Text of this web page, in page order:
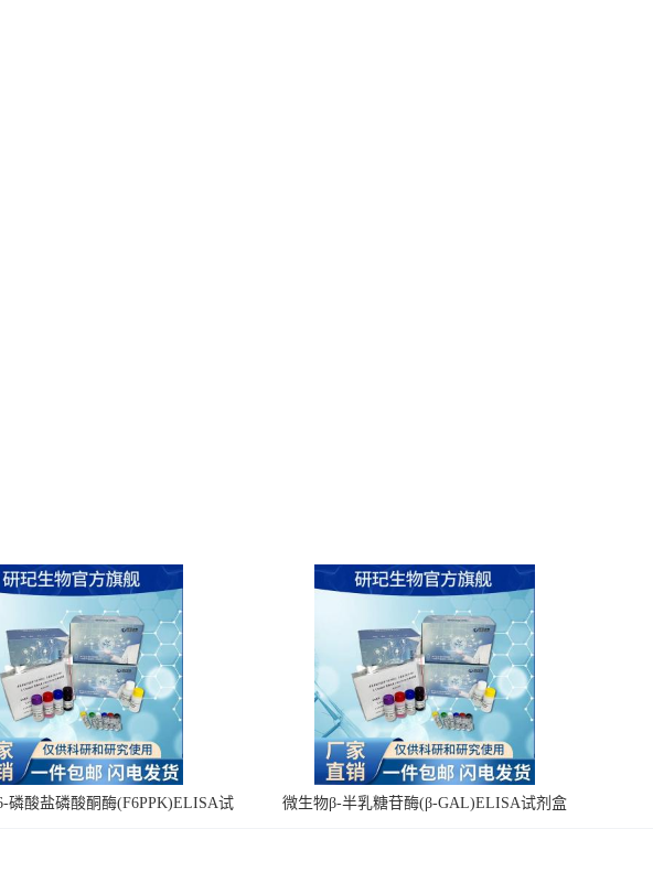
磷酸盐磷酸酮酶(F6PPK)ELISA试
微生物β-半乳糖苷酶(β-GAL)ELISA试剂盒